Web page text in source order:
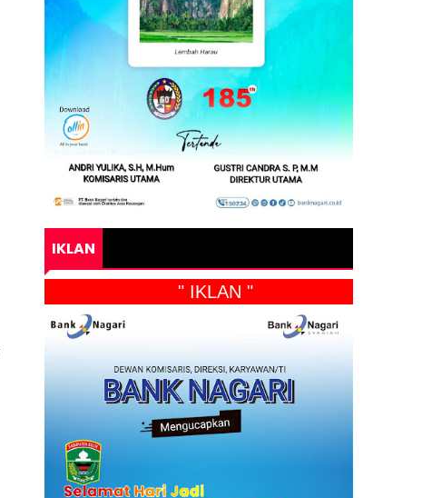
IKLAN
" IKLAN "